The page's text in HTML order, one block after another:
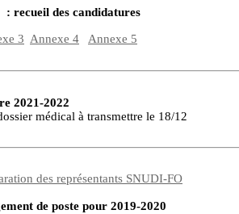
: recueil des candidatures
3 Annexe 4 Annexe 5
2021-2022
médical à transmettre le 18/12
des représentants SNUDI-FO
de poste pour 2019-2020